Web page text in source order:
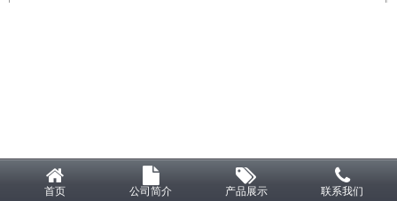
首页 公司简介 产品展示 联系我们